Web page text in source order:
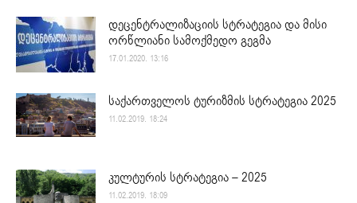
დეცენტრალიზაციის სტრატეგია და მისი
ორწლიანი სამოქმედო გეგმა
17.01.2020. 13:16
საქართველოს ტურიზმის სტრატეგია 2025
11.02.2019. 18:24
კულტურის სტრატეგია – 2025
11.02.2019. 18:09